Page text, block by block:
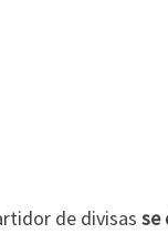
de divisas se